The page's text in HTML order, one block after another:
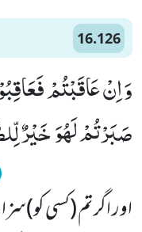
16.126
وَ اِنْ عَاقَبْتُمْ
صَبَرْتُمْ لَهُوَ خَیْرٌ
اور اگر تم (کسی